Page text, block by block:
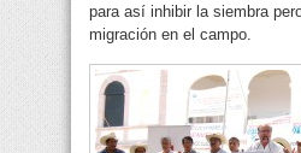
para así inhibir la siembra
migración en el campo.